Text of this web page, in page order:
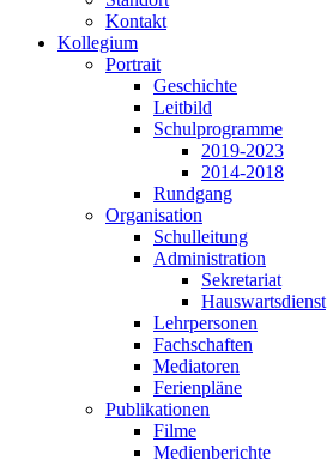
Kontakt
Kollegium
Portrait
Geschichte
Leitbild
Schulprogramme
2019-2023
2014-2018
Rundgang
Organisation
Schulleitung
Administration
Sekretariat
Hauswartsdienst
Lehrpersonen
Fachschaften
Mediatoren
Ferienpläne
Publikationen
Filme
Medienberichte